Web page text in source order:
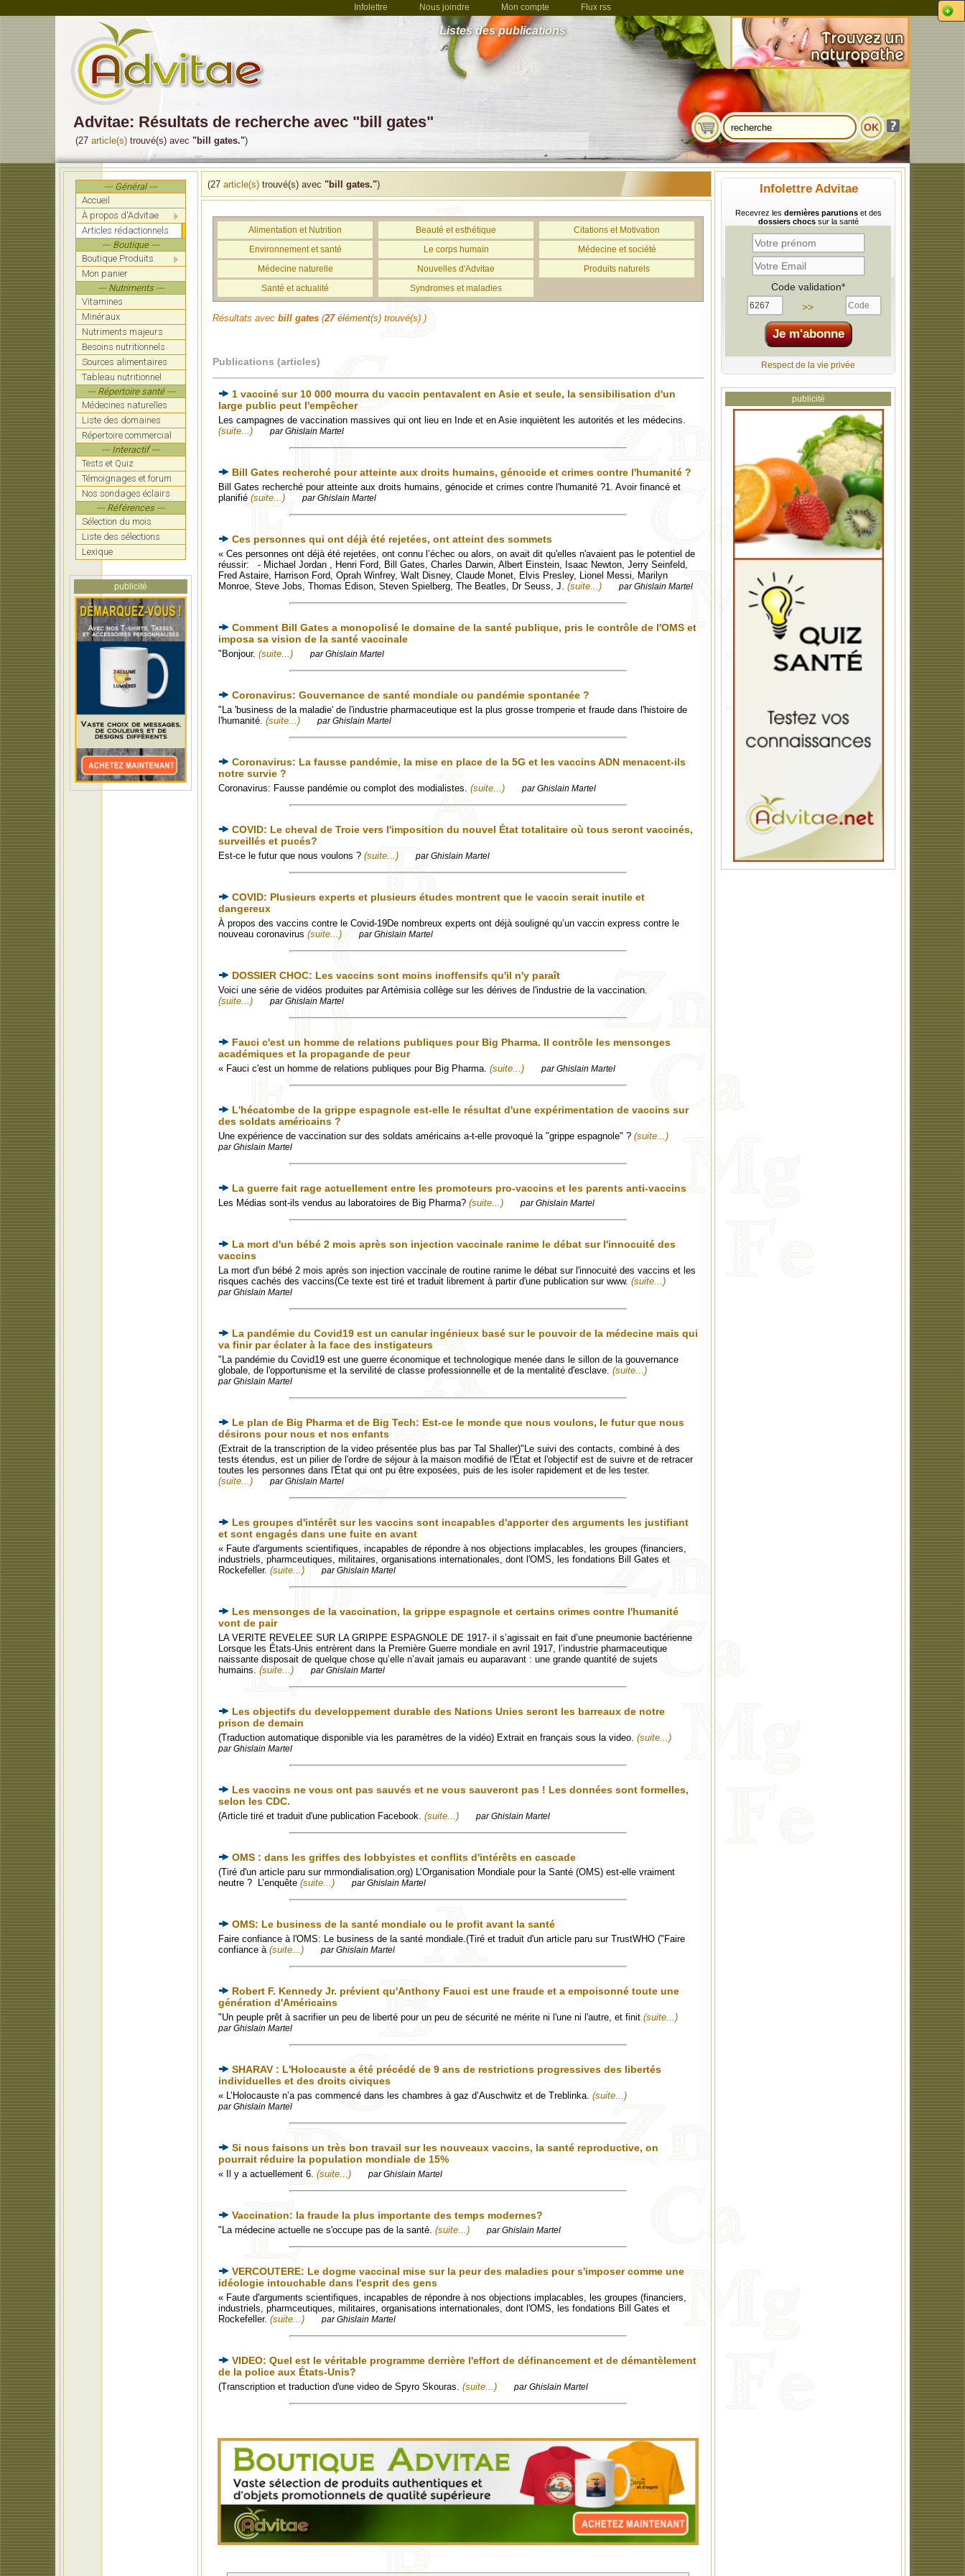
Infolettre Nous joindre Mon compte Flux rss
Listes des publications
Advitae: Résultats de recherche avec "bill gates"
(27 article(s) trouvé(s) avec "bill gates.")
--- Général ---
Accueil
À propos d'Advitae
Articles rédactionnels
--- Boutique ---
Boutique Produits
Mon panier
--- Nutriments ---
Vitamines
Minéraux
Nutriments majeurs
Besoins nutritionnels
Sources alimentaires
Tableau nutritionnel
--- Répertoire santé ---
Médecines naturelles
Liste des domaines
Répertoire commercial
--- Interactif ---
Tests et Quiz
Témoignages et forum
Nos sondages éclairs
--- Références ---
Sélection du mois
Liste des sélections
Lexique
publicité
(27 article(s) trouvé(s) avec "bill gates.") Infolettre Advitae
Recevrez les dernières parutionset des
dossiers chocssur la santé
Code validation*
>>
Respect de la vie privée
publicité
Alimentation et Nutrition Beauté et esthétique
Citations et Motivation
Environnement et santé
Le corps humain
Médecine et société
Médecine naturelle
Nouvelles d'Advitae
Produits naturels
Santé et actualité
Syndromes et maladies
Résultats avec bill gates (27 élément(s) trouvé(s) )
Publications (articles)
1 vacciné sur 10 000 mourra du vaccin pentavalent en Asie et seule, la sensibilisation d'un
large public peut l'empêcher
Les campagnes de vaccination massives qui ont lieu en Inde et en Asie inquiètent les autorités et les médecins.
(suite...)
par Ghislain Martel
Bill Gates recherché pour atteinte aux droits humains, génocide et crimes contre l'humanité ?
Bill Gates recherché pour atteinte aux droits humains, génocide et crimes contre l'humanité ?1. Avoir financé et
planifié (suite...) par Ghislain Martel
Ces personnes qui ont déjà été rejetées, ont atteint des sommets
« Ces personnes ont déjà été rejetées, ont connu l’échec ou alors, on avait dit qu'elles n'avaient pas le potentiel de
réussir: - Michael Jordan , Henri Ford, Bill Gates, Charles Darwin, Albert Einstein, Isaac Newton, Jerry Seinfeld,
Fred Astaire, Harrison Ford, Oprah Winfrey, Walt Disney, Claude Monet, Elvis Presley, Lionel Messi, Marilyn
Monroe, Steve Jobs, Thomas Edison, Steven Spielberg, The Beatles, Dr Seuss, J. (suite...) par Ghislain Martel
Comment Bill Gates a monopolisé le domaine de la santé publique, pris le contrôle de l'OMS et
imposa sa vision de la santé vaccinale
"Bonjour. (suite...) par Ghislain Martel
Coronavirus: Gouvernance de santé mondiale ou pandémie spontanée ?
"La 'business de la maladie' de l'industrie pharmaceutique est la plus grosse tromperie et fraude dans l'histoire de
l'humanité. (suite...) par Ghislain Martel
Coronavirus: La fausse pandémie, la mise en place de la 5G et les vaccins ADN menacent-ils
notre survie ?
Coronavirus: Fausse pandémie ou complot des modialistes. (suite...) par Ghislain Martel
COVID: Le cheval de Troie vers l'imposition du nouvel État totalitaire où tous seront vaccinés,
surveillés et pucés?
Est-ce le futur que nous voulons ? (suite...) par Ghislain Martel
COVID: Plusieurs experts et plusieurs études montrent que le vaccin serait inutile et
dangereux
À propos des vaccins contre le Covid-19De nombreux experts ont déjà souligné qu’un vaccin express contre le
nouveau coronavirus (suite...) par Ghislain Martel
DOSSIER CHOC: Les vaccins sont moins inoffensifs qu'il n'y paraît
Voici une série de vidéos produites par Artémisia collège sur les dérives de l'industrie de la vaccination.
(suite...)
par Ghislain Martel
Fauci c'est un homme de relations publiques pour Big Pharma. Il contrôle les mensonges
académiques et la propagande de peur
« Fauci c'est un homme de relations publiques pour Big Pharma. (suite...) par Ghislain Martel
L'hécatombe de la grippe espagnole est-elle le résultat d'une expérimentation de vaccins sur
des soldats américains ?
Une expérience de vaccination sur des soldats américains a-t-elle provoqué la "grippe espagnole" ? (suite...)
par Ghislain Martel
La guerre fait rage actuellement entre les promoteurs pro-vaccins et les parents anti-vaccins
Les Médias sont-ils vendus au laboratoires de Big Pharma? (suite...) par Ghislain Martel
La mort d'un bébé 2 mois après son injection vaccinale ranime le débat sur l'innocuité des
vaccins
La mort d'un bébé 2 mois après son injection vaccinale de routine ranime le débat sur l'innocuité des vaccins et les
risques cachés des vaccins(Ce texte est tiré et traduit librement à partir d'une publication sur www. (suite...)
par Ghislain Martel
La pandémie du Covid19 est un canular ingénieux basé sur le pouvoir de la médecine mais qui
va finir par éclater à la face des instigateurs
"La pandémie du Covid19 est une guerre économique et technologique menée dans le sillon de la gouvernance
globale, de l'opportunisme et la servilité de classe professionnelle et de la mentalité d'esclave. (suite...)
par Ghislain Martel
Le plan de Big Pharma et de Big Tech: Est-ce le monde que nous voulons, le futur que nous
désirons pour nous et nos enfants
(Extrait de la transcription de la video présentée plus bas par Tal Shaller)"Le suivi des contacts, combiné à des
tests étendus, est un pilier de l'ordre de séjour à la maison modifié de l'État et l'objectif est de suivre et de retracer
toutes les personnes dans l'État qui ont pu être exposées, puis de les isoler rapidement et de les tester.
(suite...)
par Ghislain Martel
Les groupes d'intérêt sur les vaccins sont incapables d'apporter des arguments les justifiant
et sont engagés dans une fuite en avant
« Faute d'arguments scientifiques, incapables de répondre à nos objections implacables, les groupes (financiers,
industriels, pharmceutiques, militaires, organisations internationales, dont l'OMS, les fondations Bill Gates et
Rockefeller. (suite...) par Ghislain Martel
Les mensonges de la vaccination, la grippe espagnole et certains crimes contre l'humanité
vont de pair
LA VERITE REVELEE SUR LA GRIPPE ESPAGNOLE DE 1917- il s’agissait en fait d’une pneumonie bactérienne
Lorsque les États-Unis entrèrent dans la Première Guerre mondiale en avril 1917, l’industrie pharmaceutique
naissante disposait de quelque chose qu’elle n’avait jamais eu auparavant : une grande quantité de sujets
humains. (suite...) par Ghislain Martel
Les objectifs du developpement durable des Nations Unies seront les barreaux de notre
prison de demain
(Traduction automatique disponible via les paramètres de la vidéo) Extrait en français sous la video. (suite...)
par Ghislain Martel
Les vaccins ne vous ont pas sauvés et ne vous sauveront pas ! Les données sont formelles,
selon les CDC.
(Article tiré et traduit d'une publication Facebook. (suite...) par Ghislain Martel
OMS : dans les griffes des lobbyistes et conflits d'intérêts en cascade
(Tiré d'un article paru sur mrmondialisation.org) L’Organisation Mondiale pour la Santé (OMS) est-elle vraiment
neutre ? L’enquête (suite...) par Ghislain Martel
OMS: Le business de la santé mondiale ou le profit avant la santé
Faire confiance à l'OMS: Le business de la santé mondiale.(Tiré et traduit d'un article paru sur TrustWHO ("Faire
confiance à (suite...) par Ghislain Martel
Robert F. Kennedy Jr. prévient qu'Anthony Fauci est une fraude et a empoisonné toute une
génération d'Américains
"Un peuple prêt à sacrifier un peu de liberté pour un peu de sécurité ne mérite ni l'une ni l'autre, et finit (suite...)
par Ghislain Martel
SHARAV : L'Holocauste a été précédé de 9 ans de restrictions progressives des libertés
individuelles et des droits civiques
« L’Holocauste n’a pas commencé dans les chambres à gaz d’Auschwitz et de Treblinka. (suite...)
par Ghislain Martel
Si nous faisons un très bon travail sur les nouveaux vaccins, la santé reproductive, on
pourrait réduire la population mondiale de 15%
« Il y a actuellement 6. (suite...) par Ghislain Martel
Vaccination: la fraude la plus importante des temps modernes?
"La médecine actuelle ne s'occupe pas de la santé. (suite...) par Ghislain Martel
VERCOUTERE: Le dogme vaccinal mise sur la peur des maladies pour s'imposer comme une
idéologie intouchable dans l'esprit des gens
« Faute d'arguments scientifiques, incapables de répondre à nos objections implacables, les groupes (financiers,
industriels, pharmceutiques, militaires, organisations internationales, dont l'OMS, les fondations Bill Gates et
Rockefeller. (suite...) par Ghislain Martel
VIDEO: Quel est le véritable programme derrière l'effort de définancement et de démantèlement
de la police aux États-Unis?
(Transcription et traduction d'une video de Spyro Skouras. (suite...) par Ghislain Martel